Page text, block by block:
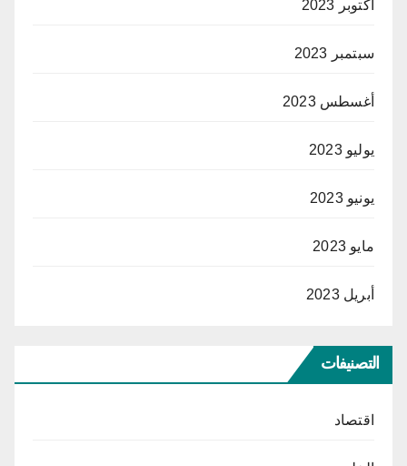
أكتوبر 2023
سبتمبر 2023
أغسطس 2023
يوليو 2023
يونيو 2023
مايو 2023
أبريل 2023
التصنيفات
اقتصاد